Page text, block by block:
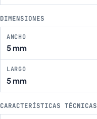
DIMENSIONES
ANCHO
5 mm
LARGO
5 mm
CARACTERÍSTICAS TÉCNICAS